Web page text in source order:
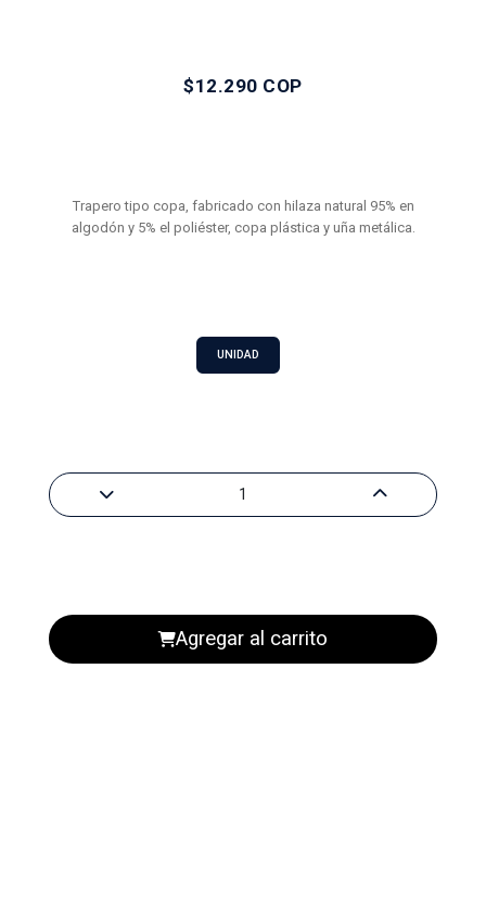
$12.290 COP
Trapero tipo copa, fabricado con hilaza natural 95% en
algodón y 5% el poliéster, copa plástica y uña metálica.
UNIDAD
Agregar al carrito